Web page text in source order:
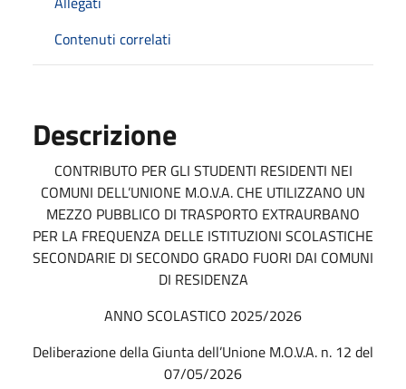
Contenuti correlati
Descrizione
CONTRIBUTO PER GLI STUDENTI RESIDENTI NEI
COMUNI DELL’UNIONE M.O.V.A. CHE UTILIZZANO UN
MEZZO PUBBLICO DI TRASPORTO EXTRAURBANO
PER LA FREQUENZA DELLE ISTITUZIONI SCOLASTICHE
SECONDARIE DI SECONDO GRADO FUORI DAI COMUNI
DI RESIDENZA
ANNO SCOLASTICO 2025/2026
Deliberazione della Giunta dell’Unione M.O.V.A. n. 12 del
07/05/2026